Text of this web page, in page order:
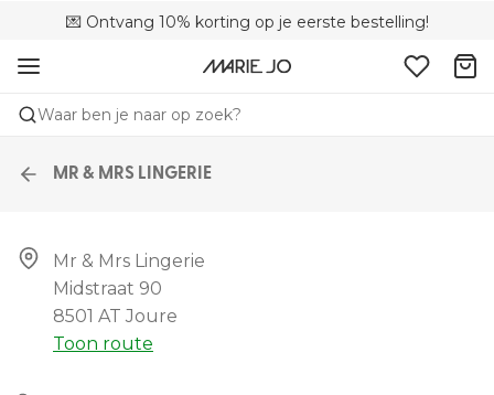
💌 Ontvang 10% korting op je eerste bestelling!
🚚 Gratis bezorging boven €90
📦 Gratis retourneren
Waar ben je naar op zoek?
MR & MRS LINGERIE
Mr & Mrs Lingerie
Midstraat 90
8501 AT Joure
Toon route